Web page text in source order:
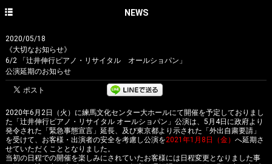
NEWS
2020/05/18
《大切なお知らせ》
6/2 「辻井伸行ピアノ・リサイタル オールショパン」
公演延期のお知らせ
2020年6月2日（火）に練馬文化センター大ホールにて開催を予定しておりまし
た「辻井伸行ピアノ・リサイタル オールショパン」公演は、5月4日に政府より
発令された「緊急事態宣言」延長、及び東京都より示された「外出自粛要請」
を受けて、お客様・出演者の安全を考慮し公演を2021年1月8日（金） へ延期さ
せていただくこととなりました。
当初の日程での開催を楽しみにされていたお客様には日程変更となりました事
NEWS
CONCERT
DISCOGRAPHY
PHOTO GALLERY
CONTACT